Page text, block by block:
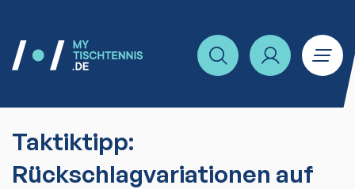
Taktiktipp:
Rückschlagvariationen auf